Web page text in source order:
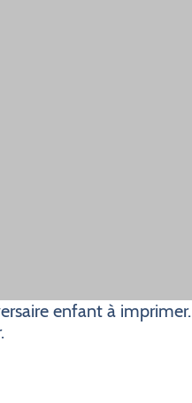
enfant à imprimer.